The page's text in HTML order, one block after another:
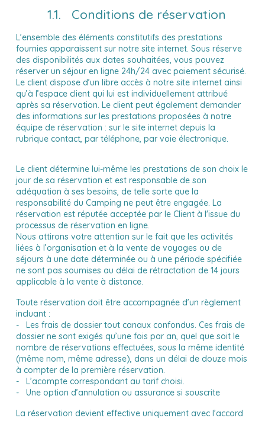
1.1. Conditions de réservation
L’ensemble des éléments constitutifs des prestations
fournies apparaissent sur notre site internet. Sous réserve
des disponibilités aux dates souhaitées, vous pouvez
réserver un séjour en ligne 24h/24 avec paiement sécurisé.
Le client dispose d’un libre accès à notre site internet ainsi
qu’à l’espace client qui lui est individuellement attribué
après sa réservation. Le client peut également demander
des informations sur les prestations proposées à notre
équipe de réservation : sur le site internet depuis la
rubrique contact, par téléphone, par voie électronique.
Le client détermine lui-même les prestations de son choix le
jour de sa réservation et est responsable de son
adéquation à ses besoins, de telle sorte que la
responsabilité du Camping ne peut être engagée. La
réservation est réputée acceptée par le Client à l'issue du
processus de réservation en ligne.
Nous attirons votre attention sur le fait que les activités
liées à l’organisation et à la vente de voyages ou de
séjours à une date déterminée ou à une période spécifiée
ne sont pas soumises au délai de rétractation de 14 jours
applicable à la vente à distance.
Toute réservation doit être accompagnée d’un règlement
incluant :
- Les frais de dossier tout canaux confondus. Ces frais de
dossier ne sont exigés qu’une fois par an, quel que soit le
nombre de réservations effectuées, sous la même identité
(même nom, même adresse), dans un délai de douze mois
à compter de la première réservation.
- L’acompte correspondant au tarif choisi.
- Une option d’annulation ou assurance si souscrite
La réservation devient effective uniquement avec l’accord